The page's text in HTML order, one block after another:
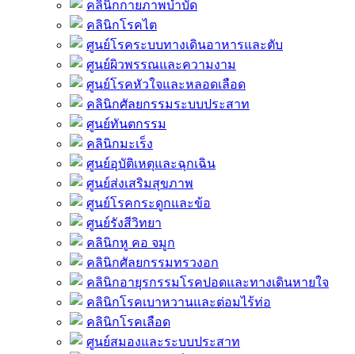
คลินิกกายภาพบำบัด
คลินิกโรคไต
ศูนย์โรคระบบทางเดินอาหารและตับ
ศูนย์ผิวพรรณและความงาม
ศูนย์โรคหัวใจและหลอดเลือด
คลินิกศัลยกรรมระบบประสาท
ศูนย์ทันตกรรม
คลินิกมะเร็ง
ศูนย์อุบัติเหตุและฉุกเฉิน
ศูนย์ส่งเสริมสุขภาพ
ศูนย์โรคกระดูกและข้อ
ศูนย์รังสีวิทยา
คลินิกหู คอ จมูก
คลินิกศัลยกรรมทรวงอก
คลินิกอายุรกรรมโรคปอดและทางเดินหายใจ
คลินิกโรคเบาหวานและต่อมไร้ท่อ
คลินิกโรคเลือด
ศูนย์สมองและระบบประสาท